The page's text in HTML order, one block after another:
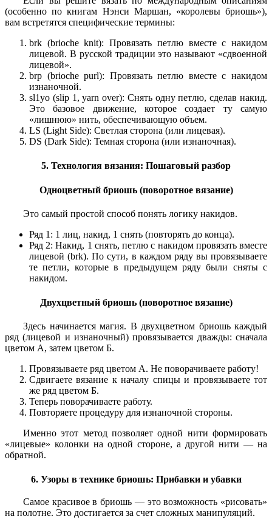
(особенно по книгам Нэнси Маршан, «королевы бриошь»),
вам встретятся специфические термины:
brk (brioche knit): Провязать петлю вместе с накидом
лицевой. В русской традиции это называют «сдвоенной
лицевой».
brp (brioche purl): Провязать петлю вместе с накидом
изнаночной.
sl1yo (slip 1, yarn over): Снять одну петлю, сделав накид.
Это базовое движение, которое создает ту самую
«лишнюю» нить, обеспечивающую объем.
LS (Light Side): Светлая сторона (или лицевая).
DS (Dark Side): Темная сторона (или изнаночная).
5. Технология вязания: Пошаговый разбор
Одноцветный бриошь (поворотное вязание)
Это самый простой способ понять логику накидов.
Ряд 1: 1 лиц, накид, 1 снять (повторять до конца).
Ряд 2: Накид, 1 снять, петлю с накидом провязать вместе
лицевой (brk). По сути, в каждом ряду вы провязываете
те петли, которые в предыдущем ряду были сняты с
накидом.
Двухцветный бриошь (поворотное вязание)
Здесь начинается магия. В двухцветном бриошь каждый
ряд (лицевой и изнаночный) провязывается дважды: сначала
цветом А, затем цветом Б.
Провязываете ряд цветом А. Не поворачиваете работу!
Сдвигаете вязание к началу спицы и провязываете тот
же ряд цветом Б.
Теперь поворачиваете работу.
Повторяете процедуру для изнаночной стороны.
Именно этот метод позволяет одной нити формировать
«лицевые» колонки на одной стороне, а другой нити — на
обратной.
6. Узоры в технике бриошь: Прибавки и убавки
Самое красивое в бриошь — это возможность «рисовать»
на полотне. Это достигается за счет сложных манипуляций.